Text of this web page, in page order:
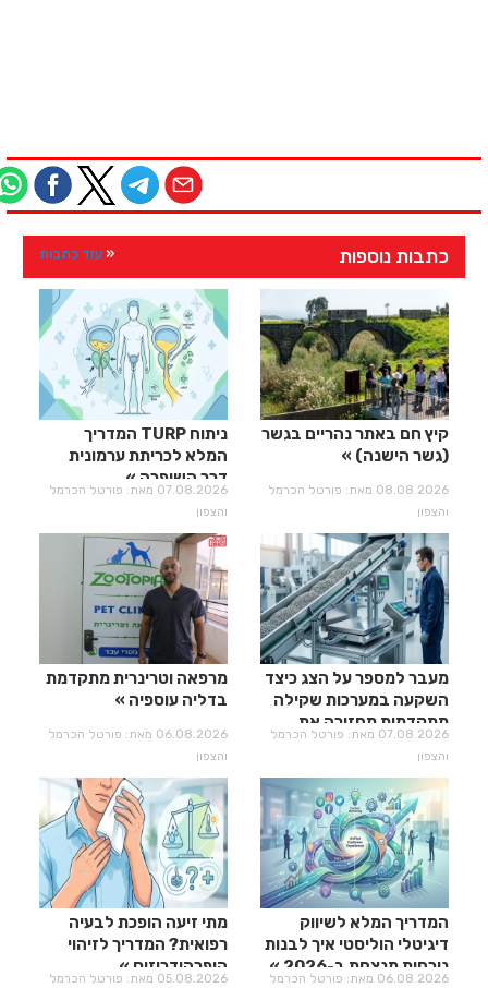
כתבות נוספות עוד כתבות
קיץ חם באתר נהריים בגשר
(גשר הישנה)
08.08.2026 מאת: פורטל הכרמל
והצפון
ניתוח TURP המדריך
המלא לכריתת ערמונית
דרך השופכה
07.08.2026 מאת: פורטל הכרמל
והצפון
מעבר למספר על הצג כיצד
השקעה במערכות שקילה
מתקדמות מחזירה את
עצמה?
07.08.2026 מאת: פורטל הכרמל
והצפון
מרפאה וטרינרית מתקדמת
בדליה עוספיה
06.08.2026 מאת: פורטל הכרמל
והצפון
המדריך המלא לשיווק
דיגיטלי הוליסטי איך לבנות
נוכחות מנצחת ב-2026
06.08.2026 מאת: פורטל הכרמל
מתי זיעה הופכת לבעיה
רפואית? המדריך לזיהוי
היפרהידרוזיס
05.08.2026 מאת: פורטל הכרמל